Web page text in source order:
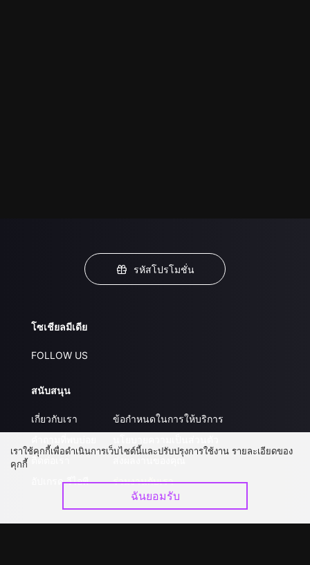
รหัสโปรโมชั่น
โซเชียลมีเดีย
FOLLOW US
สนับสนุน
เกี่ยวกับเรา
ติดต่อเรา
อัปเกรด วีไอพี
ข้อกำหนดในการให้บริการ
ส่งผลงานของคุณ
ร่วมงานกับเรา
เราใช้คุกกี้เพื่อดำเนินการเว็บไซต์นี้และปรับปรุงการใช้งาน รายละเอียดของ
คุกกี้
ฉันยอมรับ